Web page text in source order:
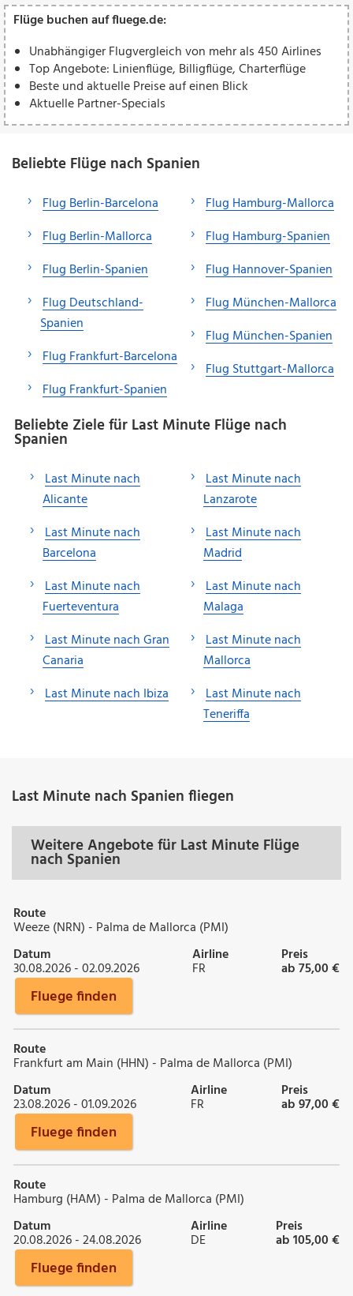
Flüge buchen auf fluege.de:
Unabhängiger Flugvergleich von mehr als 450 Airlines
Top Angebote: Linienflüge, Billigflüge, Charterflüge
Beste und aktuelle Preise auf einen Blick
Aktuelle Partner-Specials
Beliebte Flüge nach Spanien
Flug Berlin-Barcelona
Flug Berlin-Mallorca
Flug Berlin-Spanien
Flug Deutschland-
Spanien
Flug Frankfurt-Barcelona
Flug Frankfurt-Spanien
Flug Hamburg-Mallorca
Flug Hamburg-Spanien
Flug Hannover-Spanien
Flug München-Mallorca
Flug München-Spanien
Flug Stuttgart-Mallorca
Beliebte Ziele für Last Minute Flüge nach
Spanien
Last Minute nach
Alicante
Last Minute nach
Barcelona
Last Minute nach
Fuerteventura
Last Minute nach Gran
Canaria
Last Minute nach Ibiza
Last Minute nach
Lanzarote
Last Minute nach
Madrid
Last Minute nach
Malaga
Last Minute nach
Mallorca
Last Minute nach
Teneriffa
Last Minute nach Spanien fliegen
Weitere Angebote für Last Minute Flüge
nach Spanien
Route
Weeze (NRN) - Palma de Mallorca (PMI)
Datum
30.08.2026 - 02.09.2026
Airline
FR
Preis
ab 75,00 €
Fluege finden
Route
Frankfurt am Main (HHN) - Palma de Mallorca (PMI)
Datum
23.08.2026 - 01.09.2026
Airline
FR
Preis
ab 97,00 €
Fluege finden
Route
Hamburg (HAM) - Palma de Mallorca (PMI)
Datum
20.08.2026 - 24.08.2026
Airline
DE
Preis
ab 105,00 €
Fluege finden